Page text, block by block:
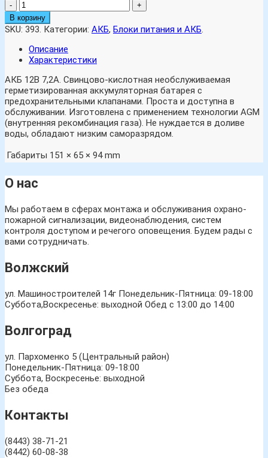
-
+
В корзину
SKU: 393. Категории: АКБ, Блоки питания и АКБ.
Описание
Характеристики
АКБ 12В 7,2А. Свинцово-кислотная необслуживаемая
герметизированная аккумуляторная батарея с
предохранительными клапанами. Проста и доступна в
обслуживании. Изготовлена с применением технологии AGM
(внутренняя рекомбинация газа). Не нуждается в доливе
воды, обладают низким саморазрядом.
Габариты 151 × 65 × 94 mm
О нас
Мы работаем в сферах монтажа и обслуживания охрано-
пожарной сигнализации, видеонаблюдения, систем
контроля доступом и речегого оповещения. Будем рады с
вами сотрудничать.
Волжский
ул. Машиностроителей 14г Понедельник-Пятница: 09-18:00
Суббота,Воскресенье: выходной Обед с 13:00 до 14:00
Волгоград
ул. Пархоменко 5 (Центральный район)
Понедельник-Пятница: 09-18:00
Суббота, Воскресенье: выходной
Без обеда
Контакты
(8443) 38-71-21
(8442) 60-08-38